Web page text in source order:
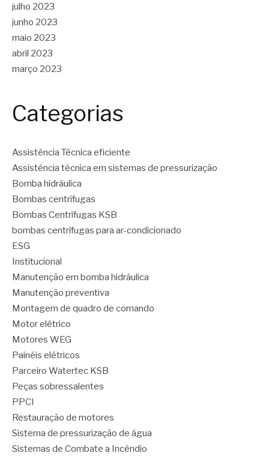
julho 2023
junho 2023
maio 2023
abril 2023
março 2023
Categorias
Assistência Técnica eficiente
Assistência técnica em sistemas de pressurização
Bomba hidráulica
Bombas centrífugas
Bombas Centrífugas KSB
bombas centrífugas para ar-condicionado
ESG
Institucional
Manutenção em bomba hidráulica
Manutenção preventiva
Montagem de quadro de comando
Motor elétrico
Motores WEG
Painéis elétricos
Parceiro Watertec KSB
Peças sobressalentes
PPCI
Restauração de motores
Sistema de pressurização de água
Sistemas de Combate a Incêndio